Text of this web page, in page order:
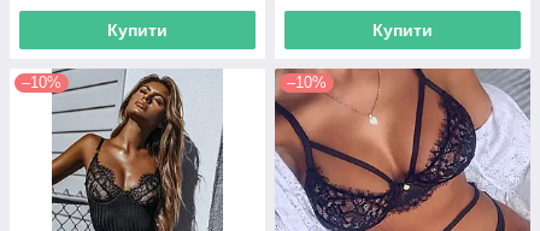
Купити Купити
–10% –10%